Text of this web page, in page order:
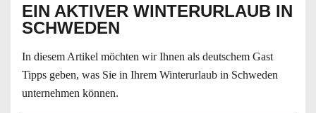
EIN AKTIVER WINTERURLAUB IN
SCHWEDEN
In diesem Artikel möchten wir Ihnen als deutschem Gast
Tipps geben, was Sie in Ihrem Winterurlaub in Schweden
unternehmen können.